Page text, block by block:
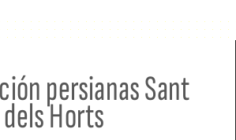
persianas Sant
Horts